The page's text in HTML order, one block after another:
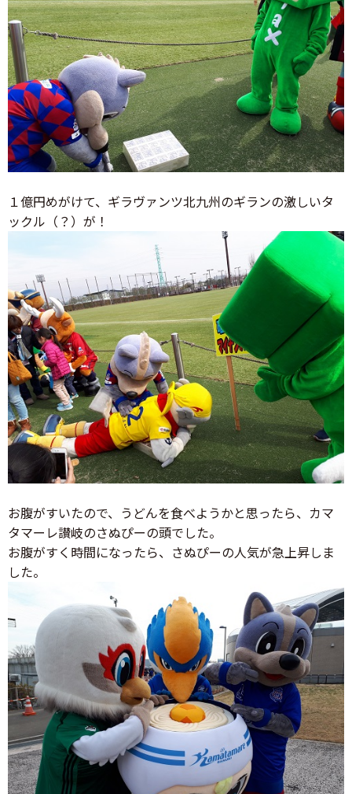
１億円めがけて、ギラヴァンツ北九州のギランの激しいタ
ックル（？）が！
お腹がすいたので、うどんを食べようかと思ったら、カマ
タマーレ讃岐のさぬぴーの頭でした。
お腹がすく時間になったら、さぬぴーの人気が急上昇しま
した。